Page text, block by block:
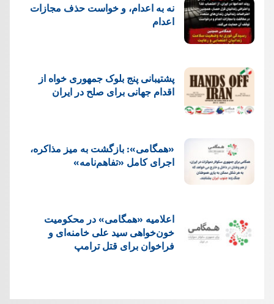
نه به اعدام، و خواست حذف مجازات
اعدام
پشتيبانی پنج بلوک جمهوری خواه از
اقدام جهانی برای صلح در ایران
«همگامی»: بازگشت به میز مذاکره،
اجرای کامل «تفاهم‌نامه»
اعلامیه «همگامی» در محکومیت
خون‌خواهی سید علی خامنه‌ای و
فراخوان برای قتل ترامپ